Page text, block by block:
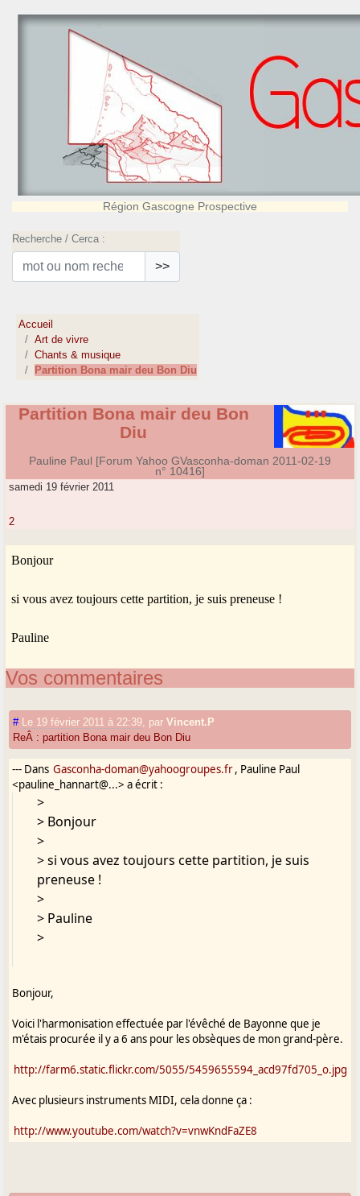
Région Gascogne Prospective
Recherche / Cerca :
>>
Accueil
Art de vivre
Chants & musique
Partition Bona mair deu Bon Diu
Partition Bona mair deu Bon
Diu
Pauline Paul [Forum Yahoo GVasconha-doman 2011-02-19
n° 10416]
samedi 19 février 2011
2
Bonjour
si vous avez toujours cette partition, je suis preneuse !
Pauline
Vos commentaires
# Le 19 février 2011 à 22:39 parVincent.P
ReÂ : partition Bona mair deu Bon Diu
--- Dans Gasconha-doman@yahoogroupes.fr, Pauline Paul
<pauline_hannart@...> a écrit :
>
> Bonjour
>
> si vous avez toujours cette partition, je suis
preneuse !
>
> Pauline
>
Bonjour,
Voici l'harmonisation effectuée par l'évêché de Bayonne que je
m'étais procurée il y a 6 ans pour les obsèques de mon grand-père.
http://farm6.static.flickr.com/5055/5459655594_acd97fd705_o.jpg
Avec plusieurs instruments MIDI, cela donne ça :
http://www.youtube.com/watch?v=vnwKndFaZE8